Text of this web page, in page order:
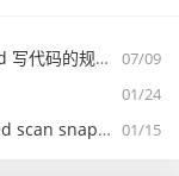
07/09
的规约文件
01/24
01/15
range [17875, 178